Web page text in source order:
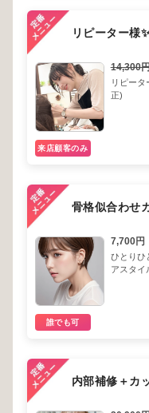
リピーター様
14,300
リピータ
正)
来店顧客のみ
骨格似合わせ
7,700円
ひとりひ
アスタイ
誰でも可
内部補修＋カ